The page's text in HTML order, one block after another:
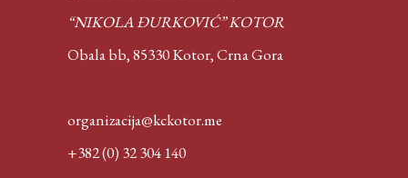
“NIKOLA ĐURKOVIĆ” KOTOR
Obala bb, 85330 Kotor,Crna Gora
organizacija@kckotor.me
+382 (0) 32 304 140